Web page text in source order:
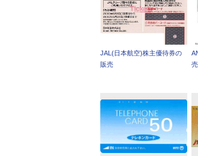
JAL(日本航空)株主優待券の
販売
売